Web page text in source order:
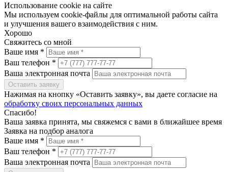
Использование cookie на сайте
Мы используем cookie-файлы для оптимальной работы сайта
и улучшения вашего взаимодействия с ним.
Хорошо
Свяжитесь со мной
Ваше имя *
Ваш телефон *
Ваша электронная почта
Оставить заявку
Нажимая на кнопку «Оставить заявку», вы даете согласие на
обработку своих персональных данных
Спасибо!
Ваша заявка принята, мы свяжемся с вами в ближайшее время
Заявка на подбор аналога
Ваше имя *
Ваш телефон *
Ваша электронная почта